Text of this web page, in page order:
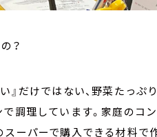
？
』だけではない、野菜たっ
調理しています。家庭のコ
スーパーで購入できる材料で